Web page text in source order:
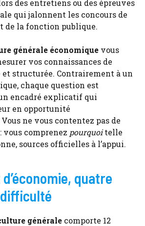
des entretiens ou des épreuves
qui jalonnent les concours de
de la fonction publique.
générale économique vous
vos connaissances de
structurée. Contrairement à un
chaque question est
encadré explicatif qui
en opportunité
ne vous contentez pas de
vous comprenez pourquoitelle
sources officielles à l’appui.
quatre
générale comporte 12